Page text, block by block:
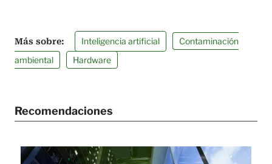
Inteligencia artificial
Contaminación
ambiental
Hardware
Recomendaciones